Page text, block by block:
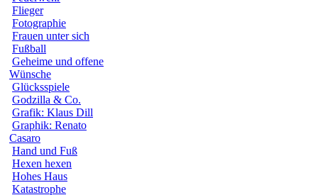
Flieger
Fotographie
Frauen unter sich
Fußball
Geheime und offene
Wünsche
Glücksspiele
Godzilla & Co.
Grafik: Klaus Dill
Graphik: Renato
Casaro
Hand und Fuß
Hexen hexen
Hohes Haus
Katastrophe